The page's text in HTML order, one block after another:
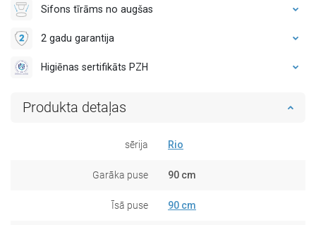
Sifons tīrāms no augšas
2 gadu garantija
Higiēnas sertifikāts PZH
Produkta detaļas
sērija Rio
Garāka puse 90 cm
Īsā puse 90 cm